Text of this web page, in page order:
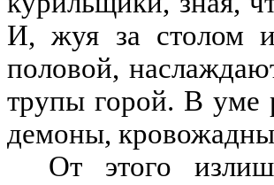
И, жуя за столом
половой,
трупы горой. В уме
демоны,
От этого